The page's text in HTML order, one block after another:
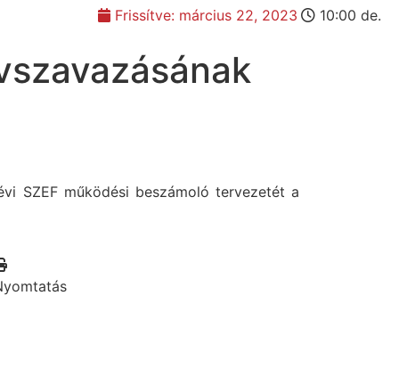
Frissítve: március 22, 2023 10:00 de.
SZEF működési beszámoló tervezetét a